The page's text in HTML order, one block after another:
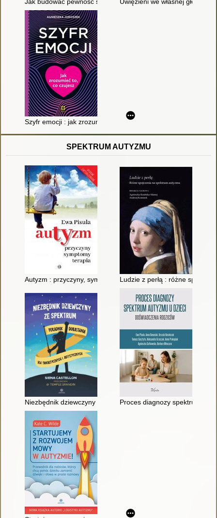
Szyfr emocji : jak zrozumieć to, co czujesz
SPEKTRUM AUTYZMU
Autyzm : przyczyny, symptomy, terapiaLudzie z perłą : różne
Niezbędnik dziewczyny ze spektrum : poradnik dorastania dla
Proces diagnozy spektrum